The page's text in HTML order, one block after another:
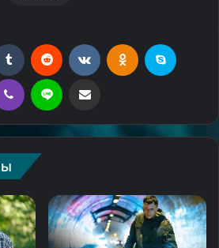
Tumblr Reddit ВконтактеОдноклассники
Viber Line Поделиться через электронную почту